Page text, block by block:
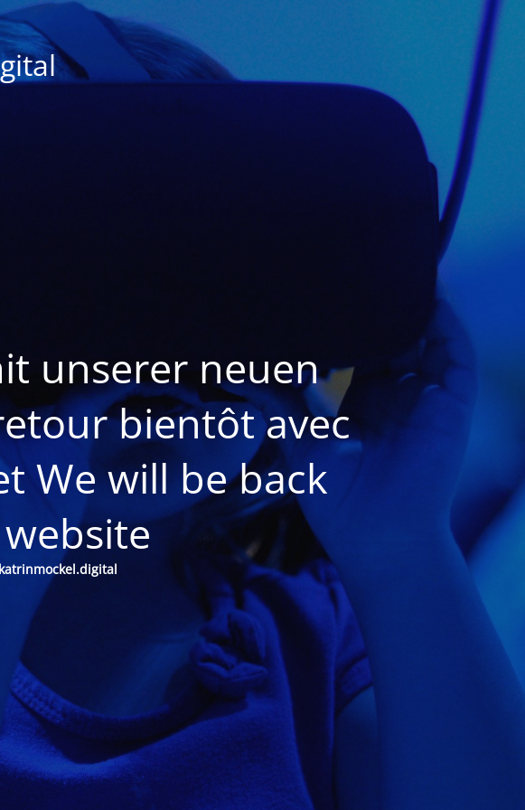
unserer neuen
bientôt avec
We will be back